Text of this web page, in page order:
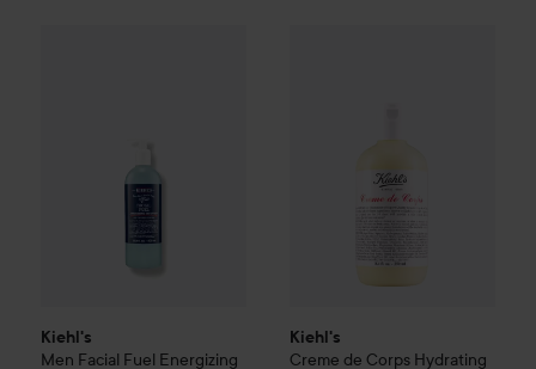
Kiehl's
Men Facial Fuel Energizing
Kiehl's
Creme de Corps Hydrating